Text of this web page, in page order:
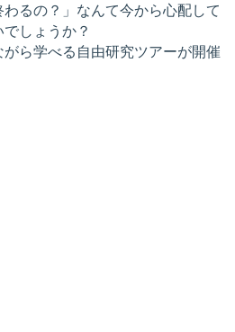
るの？」なんて今から心配して
しょうか？
ら学べる自由研究ツアーが開催